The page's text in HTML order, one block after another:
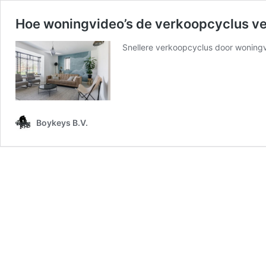
Hoe woningvideo’s de verkoopcyclus
Snellere verkoopcyclus door
Boykeys B.V.